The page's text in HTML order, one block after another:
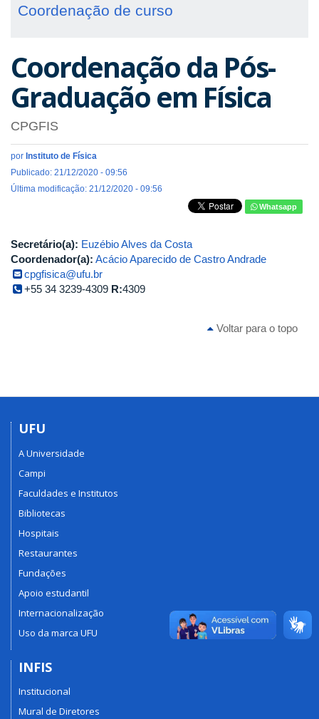
Coordenação de curso
Coordenação da Pós-
Graduação em Física
CPGFIS
por Instituto de Física
Publicado: 21/12/2020 - 09:56
Última modificação: 21/12/2020 - 09:56
Whatsapp
Secretário(a): Euzébio Alves da Costa
Coordenador(a): Acácio Aparecido de Castro Andrade
cpgfisica@ufu.br
+55 34 3239-4309 R:4309
Voltar para o topo
UFU
A Universidade
Campi
Faculdades e Institutos
Bibliotecas
Hospitais
Restaurantes
Fundações
Apoio estudantil
Internacionalização
Uso da marca UFU
INFIS
Institucional
Mural de Diretores